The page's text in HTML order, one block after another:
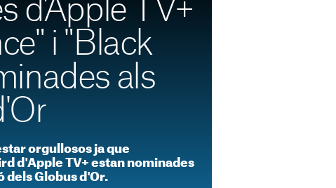
d'Apple TV+
i "Black
als
orgullosos ja que
d'Apple TV+ estan nominades
dels Globus d'Or.